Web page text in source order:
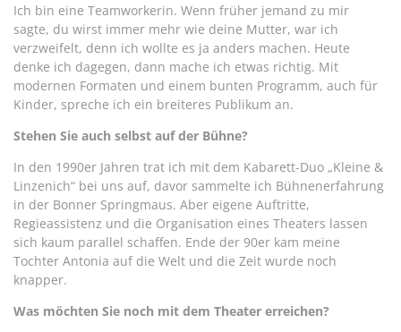
Ich bin eine Teamworkerin. Wenn früher jemand zu mir
sagte, du wirst immer mehr wie deine Mutter, war ich
verzweifelt, denn ich wollte es ja anders machen. Heute
denke ich dagegen, dann mache ich etwas richtig. Mit
modernen Formaten und einem bunten Programm, auch für
Kinder, spreche ich ein breiteres Publikum an.
Stehen Sie auch selbst auf der Bühne?
In den 1990er Jahren trat ich mit dem Kabarett-Duo „Kleine &
Linzenich“ bei uns auf, davor sammelte ich Bühnenerfahrung
in der Bonner Springmaus. Aber eigene Auftritte,
Regieassistenz und die Organisation eines Theaters lassen
sich kaum parallel schaffen. Ende der 90er kam meine
Tochter Antonia auf die Welt und die Zeit wurde noch
knapper.
Was möchten Sie noch mit dem Theater erreichen?